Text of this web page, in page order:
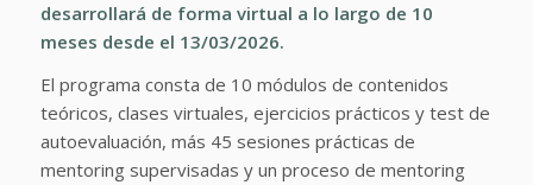
desarrollará de forma virtual a lo largo de 10
meses desde el 13/03/2026.
El programa consta de 10 módulos de contenidos
teóricos, clases virtuales, ejercicios prácticos y test de
autoevaluación, más 45 sesiones prácticas de
mentoring supervisadas y un proceso de mentoring